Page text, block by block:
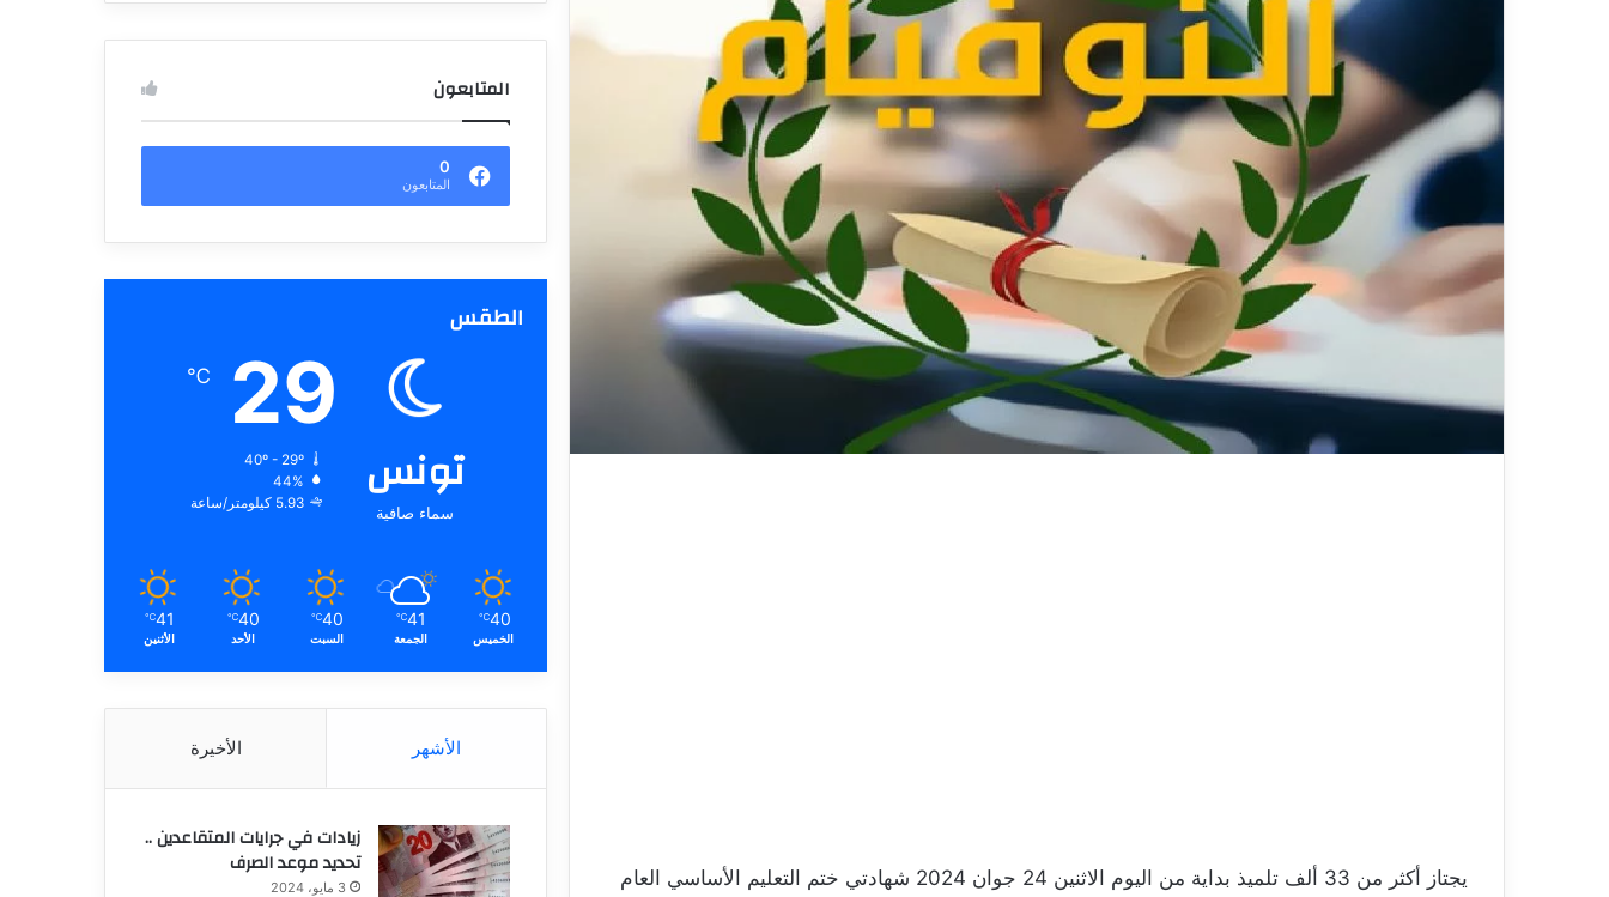
يجتاز أكثر من 33 ألف تلميذ بداية من اليوم الاثنين 24 جوان 2024 شهادتي ختم التعليم الأساسي العام
المتابعون
0
المتابعون
الطقس
تونس
سماء صافية
29
℃
40º - 29º
44%
5.93 كيلومتر/ساعة
40
℃
الخميس
41
℃
الجمعة
40
℃
السبت
40
℃
الأحد
41
℃
الأثنين
الأشهر الأخيرة
زيادات في جرايات المتقاعدين ..
تحديد موعد الصرف
3 مايو، 2024